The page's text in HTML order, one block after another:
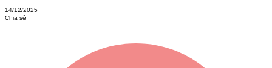
14/12/2025
Chia sẻ